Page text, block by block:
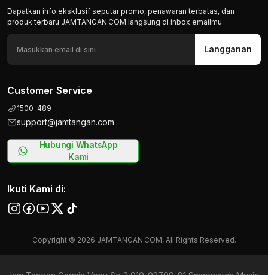
Dapatkan info eksklusif seputar promo, penawaran terbatas, dan
produk terbaru JAMTANGAN.COM langsung di inbox emailmu.
Langganan
Customer Service
1500-489
support@jamtangan.com
Hubungi WhatsApp
Kami
Ikuti Kami di:
Copyright © 2026 JAMTANGAN.COM, All Rights Reserved.